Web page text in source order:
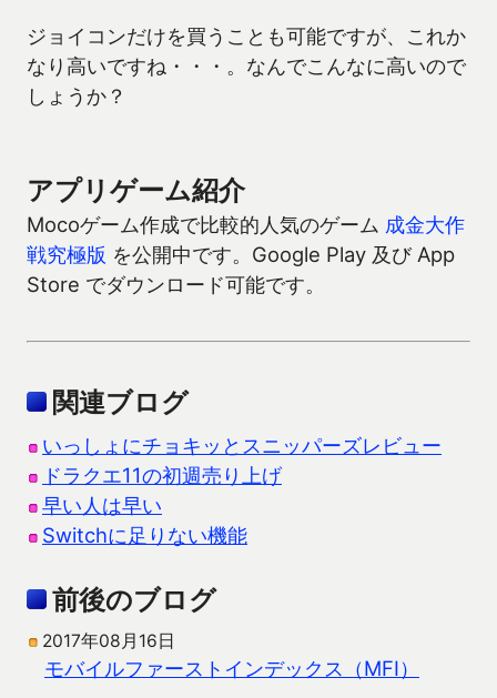
ジョイコンだけを買うことも可能ですが、これか
なり高いですね・・・。なんでこんなに高いので
しょうか？
アプリゲーム紹介
Mocoゲーム作成で比較的人気のゲーム 成金大作
戦究極版 を公開中です。Google Play 及び App
Store でダウンロード可能です。
関連ブログ
いっしょにチョキッとスニッパーズレビュー
ドラクエ11の初週売り上げ
早い人は早い
Switchに足りない機能
前後のブログ
2017年08月16日
モバイルファーストインデックス（MFI）